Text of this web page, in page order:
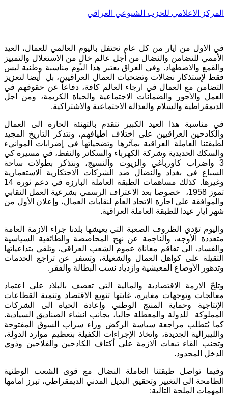
المركز الاعلامي للحزب الشيوعي العراقي
في الاول من ايار من كل عام نحتفل باليوم العالمي للعمال، العيد
الأممي للتضامن والنضال من أجل عالم خالٍ من الاستغلال والتمييز
والقمع والاضطهاد. وفي العراق يعتبر هذا اليوم مناسبة وطنية ليس
فقط لإستذكار نضالات وتضحيات العمال العراقيين، بل أيضا لتعزيز
التضامن مع العمال في ارجاء العالم كافة، دفاعاً عن حقوقهم في
العمل والأجور والضمانات الاجتماعية والحياة الكريمة، ومن اجل
الديمقراطية والسلام والعدالة الاجتماعية والاشتراكية.
في مناسبة هذا العيد الكبير نتقدم بالتهنئة الحارة الى العمال
والكادحين العراقيين على اختلاف اطيافهم، ونتذكر التاريخ المجيد
لطبقتنا العاملة العراقية بمآثرها وتضحياتها في إضرابات الموانيء
والسكك الحديدية وشركة الكهرباء والسكائر والنفط، في مسيرة كي
3 واضراب كاورباغي والزيوت والنسيج، ونتذكر بطولات ساحة
السباع في بغداد والنضال ضد الشركات الاحتكارية الاستعمارية
وغيرها. كذلك مساهمات الطبقة العاملة البارزة في دعم ثورة 14
تموز 1958، خصوصا بعد الاعتراف الرسمي بشرعية العمل النقابي
والموافقة على اجازة الاتحاد العام لنقابات العمال، وإعلان الأول من
شهر ايار عيدا للطبقة العاملة العراقية.
واليوم تؤدي الظروف الصعبة التي يعيشها بلدنا جراء الازمة العامة
متعددة الأوجه، والناجمة عن نهج المحاصصة والطائفية السياسية
والفساد، الى تفاقم معاناة عموم الشعب العراقي، وتلقي بتداعياتها
الثقيلة على كواهل العمال والشغيلة، وتسفر عن تراجع الخدمات
وتدهور الأوضاع المعيشية وازدياد نسب البطالة والفقر.
وتلحّ الازمة الاقتصادية والمالية التي تعصف بالبلاد على اعتماد
معالجات وتوجهات مغايرة، غايتها تنويع الاقتصاد وتنمية القطاعات
الإنتاجية وحماية المنتج الوطني وإعادة الحياة الى الشركات
المملوكة للدولة والمعطلة حاليا، بجانب انشاء الصناديق السيادية.
كما يُتطلب مراجعة سياسة الركض وراء سراب السوق المفتوحة
والليبرالية الجديدة، واتخاذ الإجراءات الكفيلة بتعظيم موارد الدولة،
وتجنب القاء تبعات الازمة على أكتاف الكادحين والفلاحين وذوي
الدخل المحدود.
وفيما تواصل طبقتنا العاملة النضال مع قوى الشعب الوطنية
الطامحة الى التغيير وتحقيق البديل المدني الديمقراطي، تبرز امامها
المهمات الملحة التالية: